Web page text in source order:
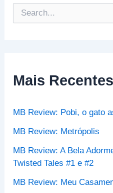
e
s
a
o
:
Mais Recentes
MB Review: Pobi, o gato
MB Review: Metrópolis
MB Review: A Bela
Twisted Tales #1 e #2
MB Review: Meu